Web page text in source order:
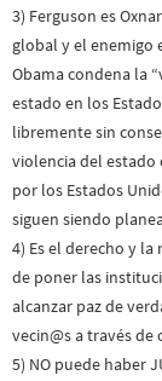
3) Ferguson es
global y el enemigo
Obama condena la
estado en los
libremente sin
violencia del estado
por los Estados
siguen siendo
4) Es el derecho y
de poner las
alcanzar paz de
vecin@s a través
5) NO puede haber